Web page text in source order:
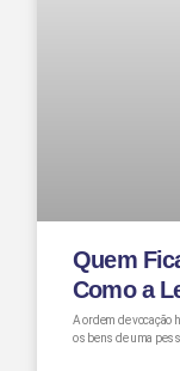
Quem
Como a
A ordem de vocação
os bens de uma